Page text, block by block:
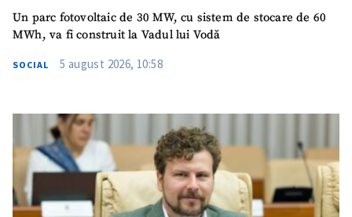
Un parc fotovoltaic de 30 MW, cu sistem de stocare de 60
MWh, va fi construit la Vadul lui Vodă
SOCIAL 5 august 2026, 10:58